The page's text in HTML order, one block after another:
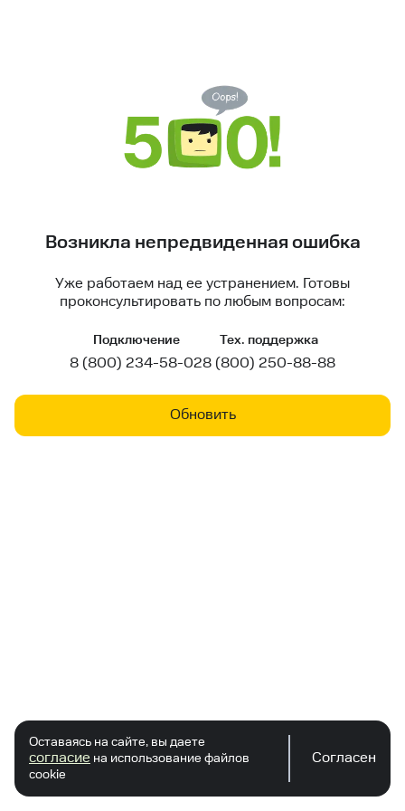
Возникла непредвиденная ошибка
Уже работаем над ее устранением. Готовы
проконсультировать по любым вопросам:
Подключение
8 (800) 234-58-02
Тех. поддержка
8 (800) 250-88-88
Обновить
Оставаясь на сайте, вы даете
согласие на использование файлов
cookie
Согласен